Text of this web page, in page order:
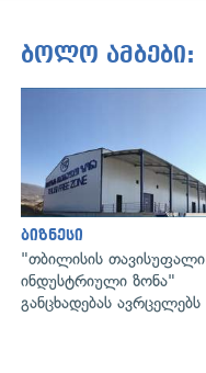
ბოლო ამბები:
ბიზნესი
"თბილისის თავისუფალი
ინდუსტრიული ზონა"
განცხადებას ავრცელებს